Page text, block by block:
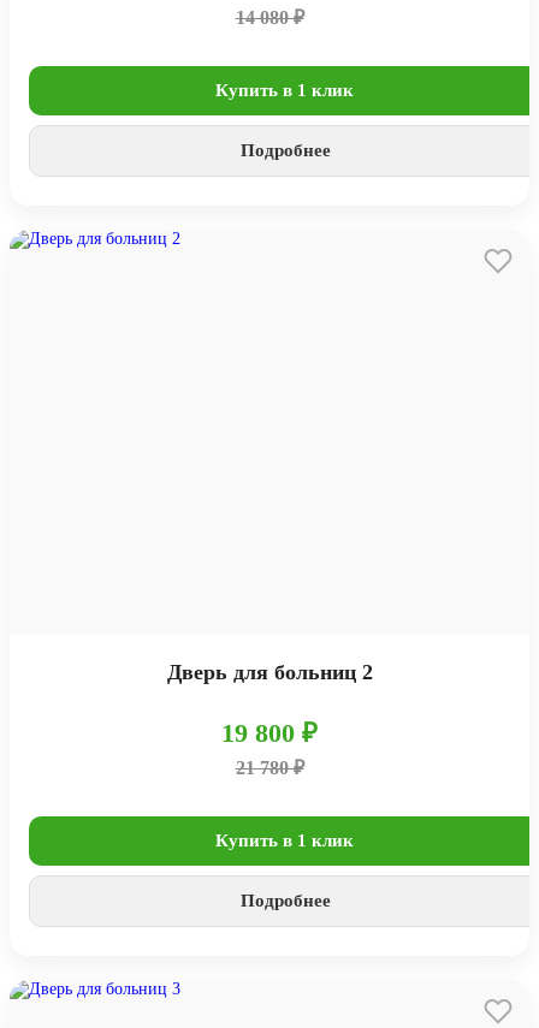
14 080 ₽
Купить в 1 клик
Подробнее
Дверь для больниц 2
19 800 ₽
21 780 ₽
Купить в 1 клик
Подробнее